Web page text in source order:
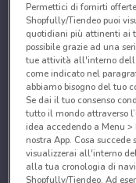
Permettici di fornirti
Shopfully/Tiendeo puoi
quotidiani più attinenti ai
possibile grazie ad una
tue attività all'interno
come indicato nel
abbiamo bisogno del tuo
Se dai il tuo consenso
tutto il mondo attraverso
idea accedendo a Menu
nostra App. Cosa
visualizzerai all'interno
alla tua cronologia di
Shopfully/Tiendeo. Ad